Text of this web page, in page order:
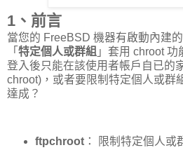
1、前言
當您的 FreeBSD 機器有啟動內建
「 特定個人或群組 」套用 chroot
登入後只能在該使用者帳戶自已的
chroot)，或者要限制特定個人或群
達成？
ftpchroot： 限制特定個人或